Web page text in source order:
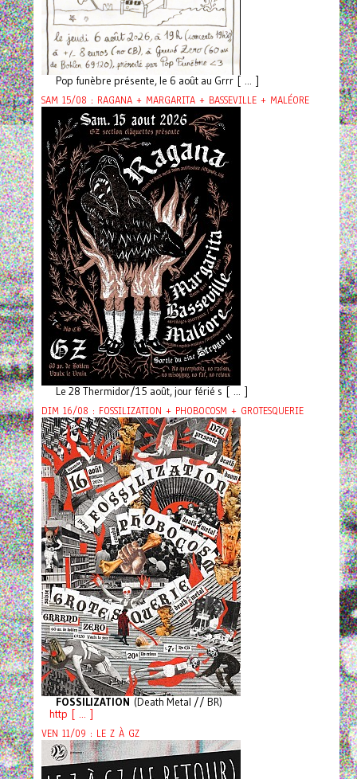
Pop funèbre présente, le 6 août au Grrr [ ... ]
SAM 15/08 : RAGANA + MARGARITA + BASSEVILLE + MALÉORE
Le 28 Thermidor/15 août, jour férié s [ ... ]
DIM 16/08 : FOSSILIZATION + PHOBOCOSM + GROTESQUERIE
FOSSILIZATION (Death Metal // BR)
http [ ... ]
VEN 11/09 : LE Z À GZ